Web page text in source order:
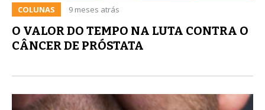
COLUNAS 9 meses atrás
O VALOR DO TEMPO NA LUTA CONTRA O
CÂNCER DE PRÓSTATA